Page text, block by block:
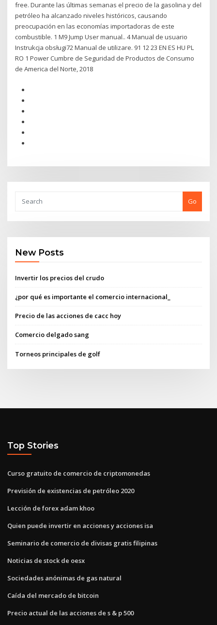
free. Durante las últimas semanas el precio de la gasolina y del
petróleo ha alcanzado niveles históricos, causando
preocupación en las economías importadoras de este
combustible. 1 M9 Jump User manual.. 4 Manual de usuario
Instrukcja obsługi72 Manual de utilizare. 91 12 23 EN ES HU PL
RO 1 Power Cumbre de Seguridad de Productos de Consumo
de America del Norte, 2018
Go
New Posts
Invertir los precios del crudo
¿por qué es importante el comercio internacional_
Precio de las acciones de cacc hoy
Comercio delgado sang
Torneos principales de golf
Top Stories
Curso gratuito de comercio de criptomonedas
Previsión de existencias de petróleo 2020
Lección de forex adam khoo
Quien puede invertir en acciones y acciones isa
Seminario de comercio de divisas gratis filipinas
Noticias de stock de oesx
Sociedades anónimas de gas natural
Caída del mercado de bitcoin
Precio actual de las acciones de s & p 500